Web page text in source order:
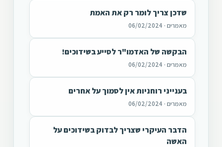
שדכן צריך לומר רק את האמת
מאמרים · 06/02/2024
הבקשה של האדמו"ר לסייע בשידוכים!
מאמרים · 06/02/2024
בענייני רוחניות אין לסמוך על אחרים
מאמרים · 06/02/2024
הדבר העיקרי שצריך לבדוק בשידוכים על
האשה